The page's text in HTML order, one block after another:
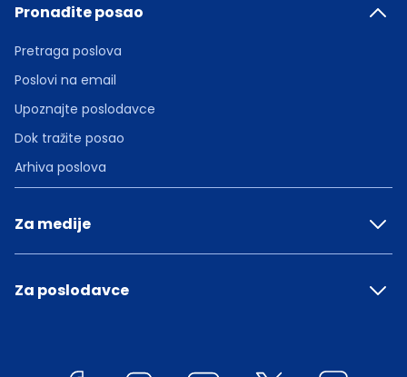
Pronađite posao
Pretraga poslova
Poslovi na email
Upoznajte poslodavce
Dok tražite posao
Arhiva poslova
Za medije
Za poslodavce